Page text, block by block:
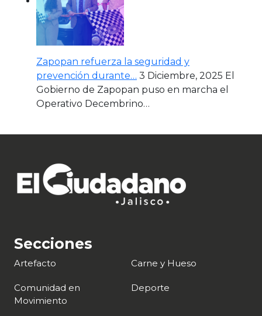
Zapopan refuerza la seguridad y
prevención durante… 3 Diciembre, 2025 El
Gobierno de Zapopan puso en marcha el
Operativo Decembrino…
Secciones
Artefacto Carne y Hueso
Comunidad en
Movimiento
Deporte